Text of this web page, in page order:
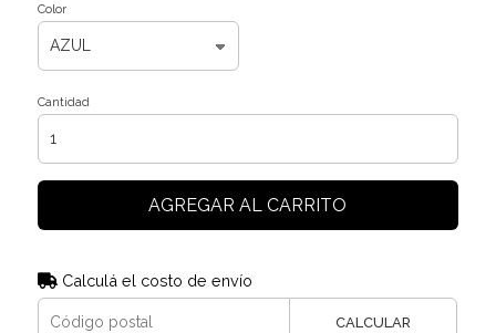
Color
Cantidad
AGREGAR AL CARRITO
Calculá el costo de envío
CALCULAR